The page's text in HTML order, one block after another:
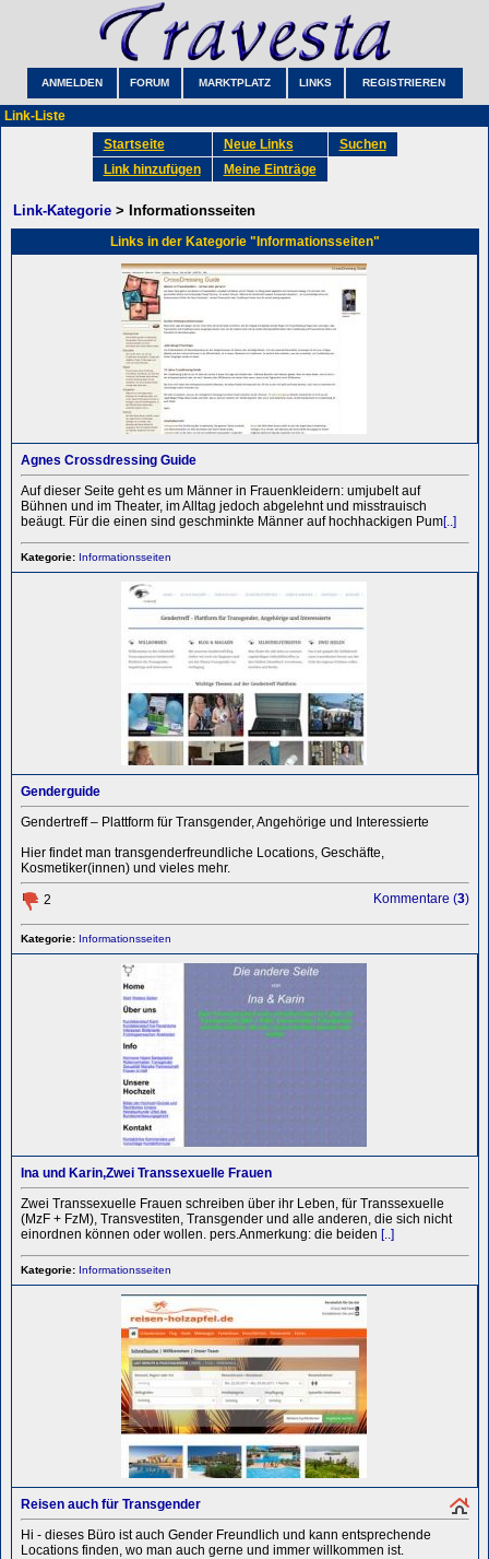
ANMELDEN FORUM MARKTPLATZ LINKS REGISTRIEREN
Link-Liste
Startseite
Neue Links
Suchen
Link hinzufügen
Meine Einträge
Link-Kategorie > Informationsseiten
Links in der Kategorie "Informationsseiten"
Agnes Crossdressing Guide
Auf dieser Seite geht es um Männer in Frauenkleidern: umjubelt auf
Bühnen und im Theater, im Alltag jedoch abgelehnt und misstrauisch
beäugt. Für die einen sind geschminkte Männer auf hochhackigen Pum[..]
Kategorie: Informationsseiten
Genderguide
Gendertreff – Plattform für Transgender, Angehörige und Interessierte
Hier findet man transgenderfreundliche Locations, Geschäfte,
Kosmetiker(innen) und vieles mehr.
2 Kommentare (3)
Kategorie: Informationsseiten
Ina und Karin,Zwei Transsexuelle Frauen
Zwei Transsexuelle Frauen schreiben über ihr Leben, für Transsexuelle
(MzF + FzM), Transvestiten, Transgender und alle anderen, die sich nicht
einordnen können oder wollen. pers.Anmerkung: die beiden [..]
Kategorie: Informationsseiten
Reisen auch für Transgender
Hi - dieses Büro ist auch Gender Freundlich und kann entsprechende
Locations finden, wo man auch gerne und immer willkommen ist.